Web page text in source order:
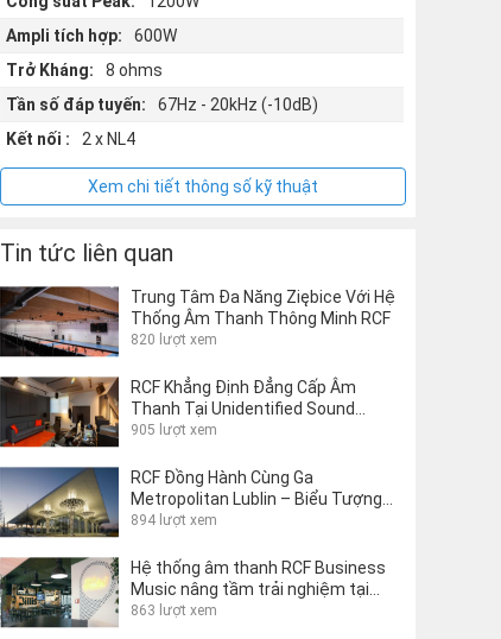
Ampli tích hợp:
600W
Trở Kháng:
8 ohms
Tần số đáp tuyến:
67Hz - 20kHz (-10dB)
Kết nối :
2 x NL4
Xem chi tiết thông số kỹ thuật
Tin tức liên quan
Trung Tâm Đa Năng Ziębice Với Hệ
Thống Âm Thanh Thông Minh RCF
820 lượt xem
RCF Khẳng Định Đẳng Cấp Âm
Thanh Tại Unidentified Sound
Object Studio Của Matteo Milani
905 lượt xem
RCF Đồng Hành Cùng Ga
Metropolitan Lublin – Biểu Tượng
Kiến Trúc Giao Thông Thế Giới
894 lượt xem
Hệ thống âm thanh RCF Business
Music nâng tầm trải nghiệm tại
Lecco Hostel, Ý
863 lượt xem